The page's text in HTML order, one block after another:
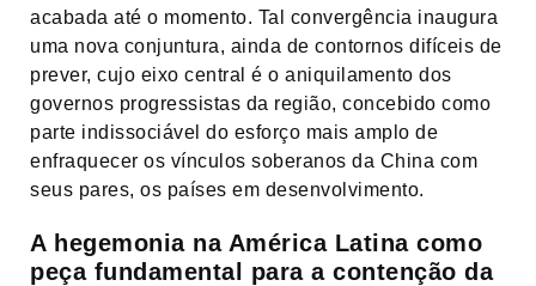
acabada até o momento. Tal convergência inaugura
uma nova conjuntura, ainda de contornos difíceis de
prever, cujo eixo central é o aniquilamento dos
governos progressistas da região, concebido como
parte indissociável do esforço mais amplo de
enfraquecer os vínculos soberanos da China com
seus pares, os países em desenvolvimento.
A hegemonia na América Latina como
peça fundamental para a contenção da